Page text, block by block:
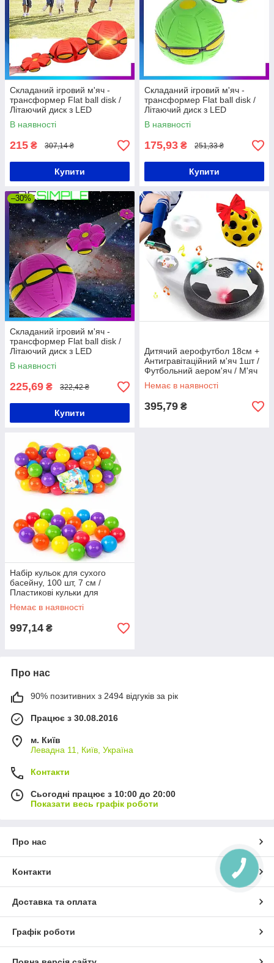
Складаний ігровий м'яч -
трансформер Flat ball disk /
Літаючий диск з LED
підсвічуванням Червоний
В наявності
215 ₴ 307,14 ₴
Купити
Складаний ігровий м'яч -
трансформер Flat ball disk /
Літаючий диск з LED
підсвічуванням Зелений
В наявності
175,93 ₴ 251,33 ₴
Купити
–30%
Складаний ігровий м'яч -
трансформер Flat ball disk /
Літаючий диск з LED
підсвічуванням Фіолетовий
В наявності
225,69 ₴ 322,42 ₴
Купити
Дитячий аерофутбол 18см +
Антигравітаційний м'яч 1шт /
Футбольний аером'яч / М'яч
літаючий
Немає в наявності
395,79 ₴
Набір кульок для сухого
басейну, 100 шт, 7 см /
Пластикові кульки для
басейну / Кульки для
дитячого манежу
Немає в наявності
997,14 ₴
Про нас
90% позитивних з 2494 відгуків за рік
Працює з 30.08.2016
м. Київ
Левадна 11, Київ, Україна
Контакти
Сьогодні працює з 10:00 до 20:00
Показати весь графік роботи
Про нас
Контакти
Доставка та оплата
Графік роботи